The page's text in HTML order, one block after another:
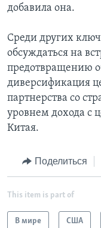
добавила она.
Среди других
обсуждаться на
предотвращению
диверсификация
партнерства со
уровнем дохода с
Китая.
Поделиться
This item is part of
В мире США